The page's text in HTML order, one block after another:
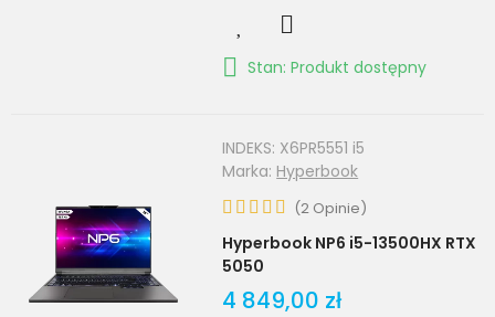
Stan: Produkt dostępny
INDEKS: X6PR5551 i5
Marka: Hyperbook
(2 Opinie)
Hyperbook NP6 i5-13500HX RTX
5050
4 849,00 zł